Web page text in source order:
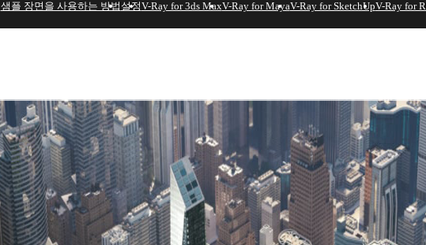
샘플 장면을 사용하는 방법설정V-Ray for 3ds MaxV-Ray for MayaV-Ray for SketchUpV-Ray for